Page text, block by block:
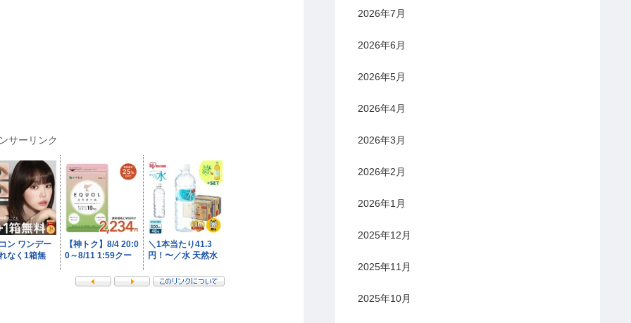
サーリンク
2026年7月
2026年6月
2026年5月
2026年4月
2026年3月
2026年2月
2026年1月
2025年12月
2025年11月
2025年10月